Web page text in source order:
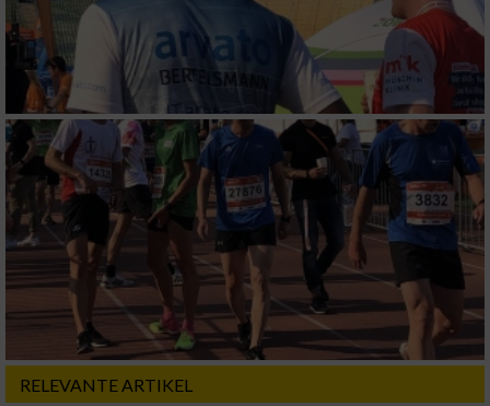
RELEVANTE ARTIKEL
Analyse von Zielgruppen durch Statistiken
oder Kombinationen von Daten aus
verschiedenen Quellen
Entwicklung und Verbesserung der Angebote
Verwendung reduzierter Daten zur Auswahl
von Inhalten
IAB-Besonderheiten:
Verwendung genauer Standortdaten
Geräte anhand von aktiv angeforderten
Informationen identifizieren
Nicht-IAB-Verarbeitungszwecke: